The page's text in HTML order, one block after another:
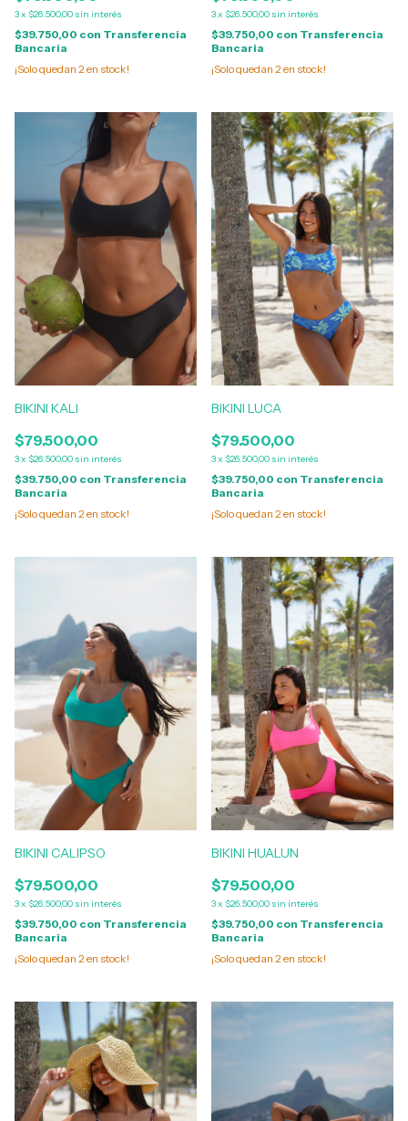
3x $26.500,00 sin interés
$39.750,00 con Transferencia
Bancaria
¡Solo quedan 2en stock!
3x $26.500,00 sin interés
$39.750,00 con Transferencia
Bancaria
¡Solo quedan 2en stock!
BIKINI KALI
$79.500,00
3x $26.500,00 sin interés
$39.750,00 con Transferencia
Bancaria
¡Solo quedan 2en stock!
BIKINI LUCA
$79.500,00
3x $26.500,00 sin interés
$39.750,00 con Transferencia
Bancaria
¡Solo quedan 2en stock!
BIKINI CALIPSO
$79.500,00
3x $26.500,00 sin interés
$39.750,00 con Transferencia
Bancaria
¡Solo quedan 2en stock!
BIKINI HUALUN
$79.500,00
3x $26.500,00 sin interés
$39.750,00 con Transferencia
Bancaria
¡Solo quedan 2en stock!